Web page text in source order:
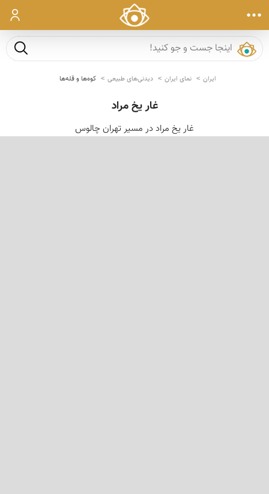
ورود
جست و
ایران نمای ایران دیدنی‌های طبیعی کوه‌ها و قله‌ها
غار یخ مراد
غار یخ مراد در مسیر تهران چالوس